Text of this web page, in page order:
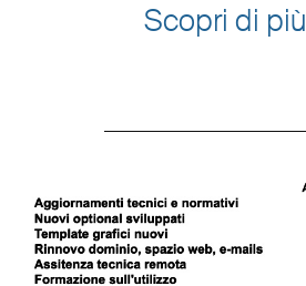
Scopri di più